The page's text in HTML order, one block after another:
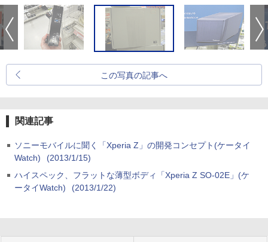
この写真の記事へ
関連記事
ソニーモバイルに聞く「Xperia Z」の開発コンセプト(ケータイ
Watch)
(2013/1/15)
ハイスペック、フラットな薄型ボディ「Xperia Z SO-02E」(ケ
ータイWatch)
(2013/1/22)